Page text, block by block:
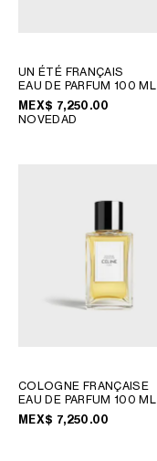
UN ÉTÉ FRANÇAIS
EAU DE PARFUM 100 ML
MEX$ 7,250.00
NOVEDAD
COLOGNE FRANÇAISE
EAU DE PARFUM 100 ML
MEX$ 7,250.00